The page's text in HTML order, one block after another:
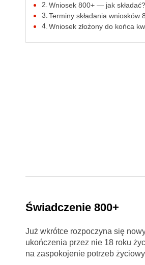
Wniosek 800+ — jak składać?
Terminy składania wniosków
Wniosek złożony do końca
Świadczenie 800+
Już wkrótce rozpoczyna się
ukończenia przez nie 18 roku
na zaspokojenie potrzeb